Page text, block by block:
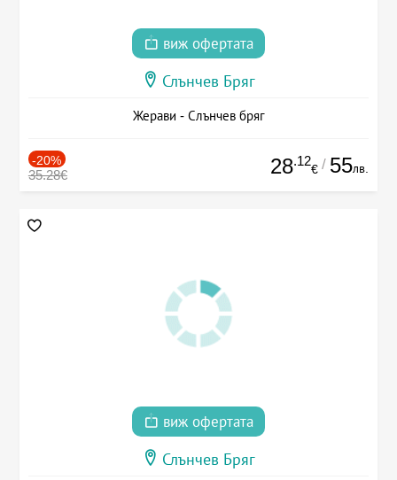
виж офертата
Слънчев Бряг
Жерави - Слънчев бряг
-20%
35.28€ 28.12
€ / 55лв.
виж офертата
Слънчев Бряг